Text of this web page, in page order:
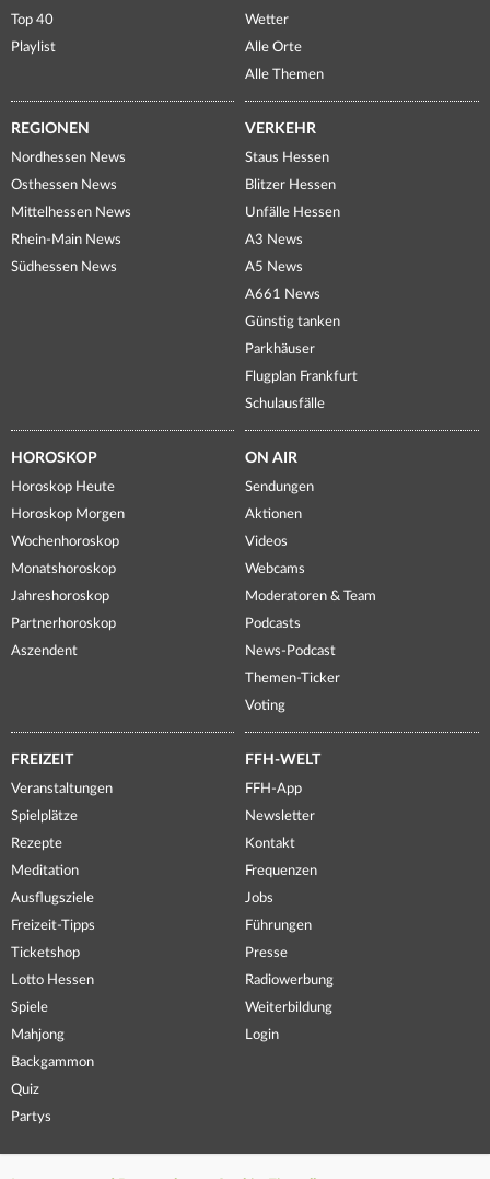
Top 40
Playlist
Wetter
Alle Orte
Alle Themen
REGIONEN
Nordhessen News
Osthessen News
Mittelhessen News
Rhein-Main News
Südhessen News
VERKEHR
Staus Hessen
Blitzer Hessen
Unfälle Hessen
A3 News
A5 News
A661 News
Günstig tanken
Parkhäuser
Flugplan Frankfurt
Schulausfälle
HOROSKOP
Horoskop Heute
Horoskop Morgen
Wochenhoroskop
Monatshoroskop
Jahreshoroskop
Partnerhoroskop
Aszendent
ON AIR
Sendungen
Aktionen
Videos
Webcams
Moderatoren & Team
Podcasts
News-Podcast
Themen-Ticker
Voting
FREIZEIT
Veranstaltungen
Spielplätze
Rezepte
Meditation
Ausflugsziele
Freizeit-Tipps
Ticketshop
Lotto Hessen
Spiele
Mahjong
Backgammon
Quiz
Partys
FFH-WELT
FFH-App
Newsletter
Kontakt
Frequenzen
Jobs
Führungen
Presse
Radiowerbung
Weiterbildung
Login